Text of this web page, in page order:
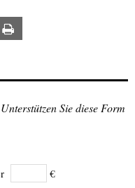
Sie diese Form
€